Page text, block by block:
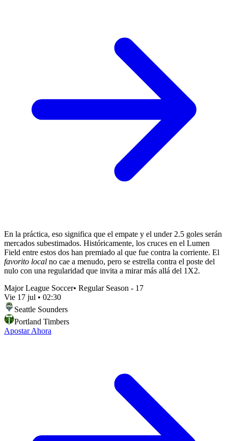
En la práctica, eso significa que el empate y el under 2.5 goles serán
mercados subestimados. Históricamente, los cruces en el Lumen
Field entre estos dos han premiado al que fue contra la corriente. El
favorito local no cae a menudo, pero se estrella contra el poste del
nulo con una regularidad que invita a mirar más allá del 1X2.
Major League Soccer• Regular Season - 17
Vie 17 jul • 02:30
Seattle Sounders
Portland Timbers
Apostar Ahora